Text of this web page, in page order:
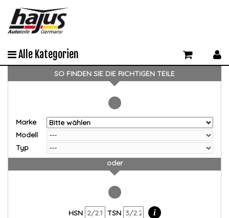
Alle Kategorien
SO FINDEN SIE DIE RICHTIGEN TEILE
Marke
Modell
Typ
oder
HSN TSN i